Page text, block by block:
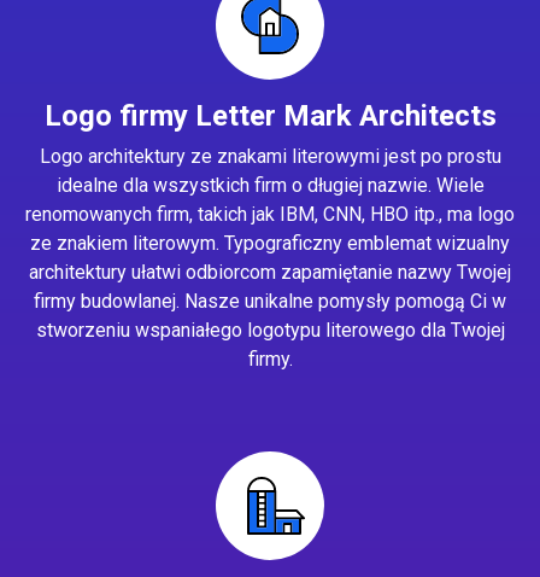
Logo firmy Letter Mark Architects
Logo architektury ze znakami literowymi jest po prostu
idealne dla wszystkich firm o długiej nazwie. Wiele
renomowanych firm, takich jak IBM, CNN, HBO itp., ma logo
ze znakiem literowym. Typograficzny emblemat wizualny
architektury ułatwi odbiorcom zapamiętanie nazwy Twojej
firmy budowlanej. Nasze unikalne pomysły pomogą Ci w
stworzeniu wspaniałego logotypu literowego dla Twojej
firmy.